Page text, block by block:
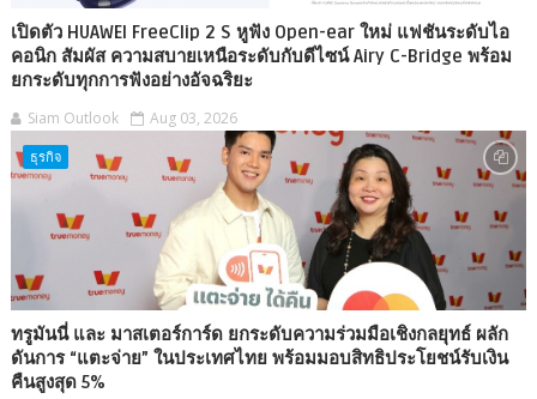
เปิดตัว HUAWEI FreeClip 2 S หูฟัง Open-ear ใหม่ แฟชันระดับไอ
คอนิก สัมผัส ความสบายเหนือระดับกับดีไซน์ Airy C-Bridge พร้อม
ยกระดับทุกการฟังอย่างอัจฉริยะ
Siam Outlook Aug 03, 2026
ธุรกิจ
ทรูมันนี่ และ มาสเตอร์การ์ด ยกระดับความร่วมมือเชิงกลยุทธ์ ผลัก
ดันการ “แตะจ่าย” ในประเทศไทย พร้อมมอบสิทธิประโยชน์รับเงิน
คืนสูงสุด 5%